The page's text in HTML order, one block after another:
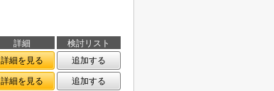
詳細
検討リスト
詳細を見る
追加する
詳細を見る 追加する